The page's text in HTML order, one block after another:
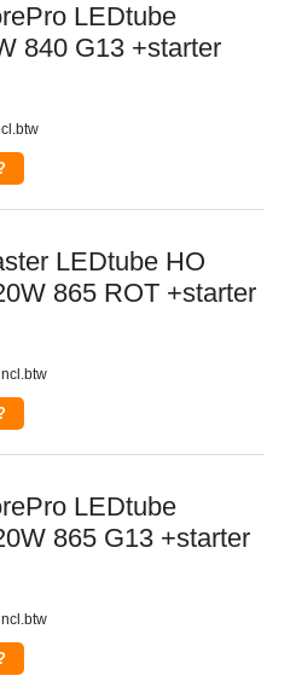
LEDtube
840 G13 +starter
LEDtube HO
865 ROT +starter
LEDtube
865 G13 +starter